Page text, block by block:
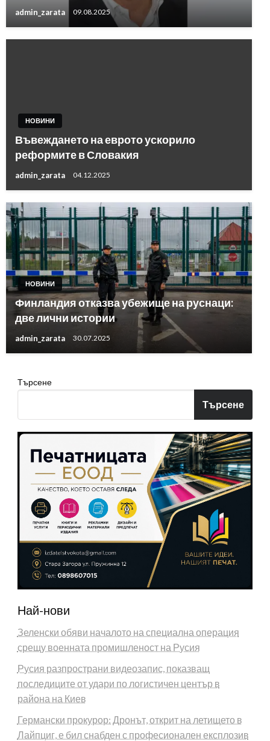
admin_zarata 09.08.2025
НОВИНИ
Въвеждането на еврото ускорило
реформите в Словакия
admin_zarata 04.12.2025
НОВИНИ
Финландия отказва убежище на руснаци:
две лични истории
admin_zarata 30.07.2025
Търсене
Търсене
Най-нови
Зеленски обяви началото на специална операция
срещу военната промишленост на Русия
Русия разпространи видеозапис, показващ
последиците от удари по логистичен център в
района на Киев
Германски прокурор: Дронът, открит на летището в
Лайпциг, е бил снабден с професионален експлозив